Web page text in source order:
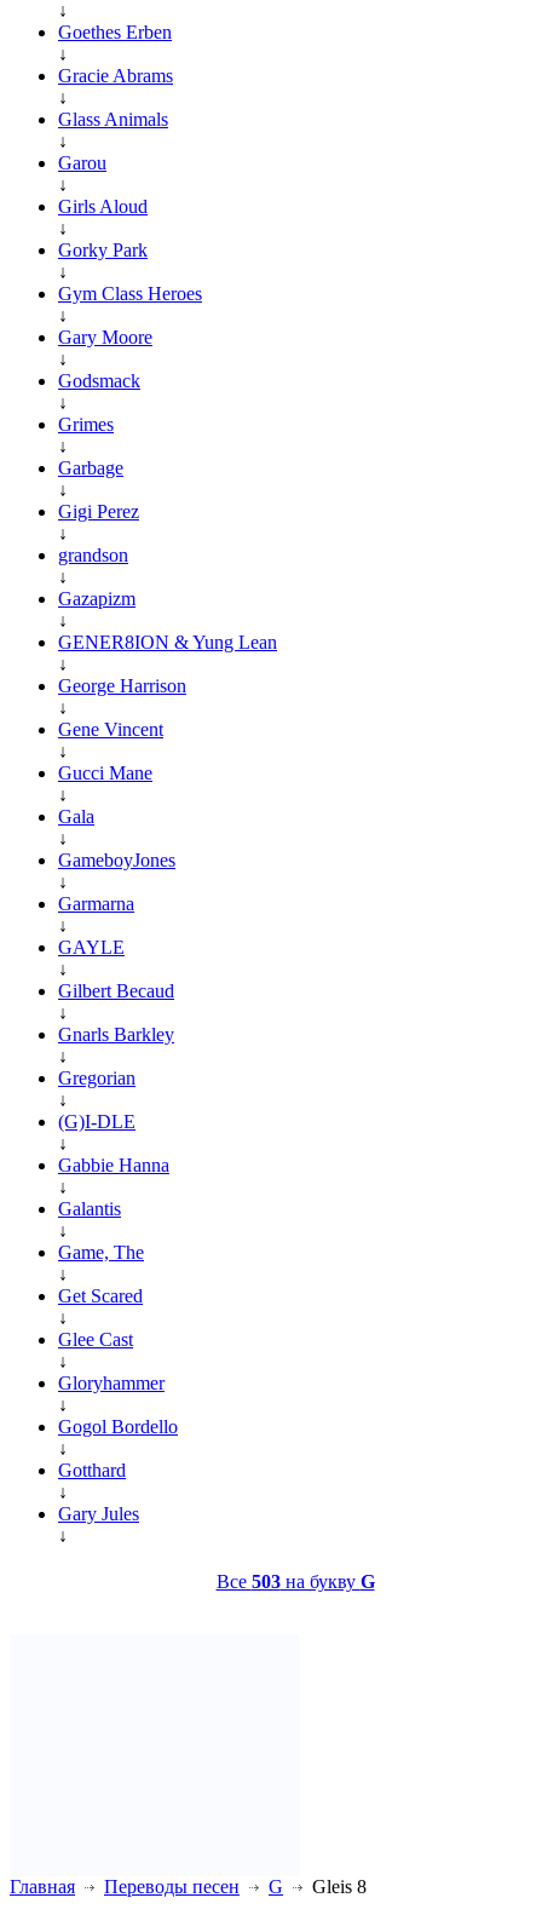
↓
Goethes Erben
↓
Gracie Abrams
↓
Glass Animals
↓
Garou
↓
Girls Aloud
↓
Gorky Park
↓
Gym Class Heroes
↓
Gary Moore
↓
Godsmack
↓
Grimes
↓
Garbage
↓
Gigi Perez
↓
grandson
↓
Gazapizm
↓
GENER8ION & Yung Lean
↓
George Harrison
↓
Gene Vincent
↓
Gucci Mane
↓
Gala
↓
GameboyJones
↓
Garmarna
↓
GAYLE
↓
Gilbert Becaud
↓
Gnarls Barkley
↓
Gregorian
↓
(G)I-DLE
↓
Gabbie Hanna
↓
Galantis
↓
Game, The
↓
Get Scared
↓
Glee Cast
↓
Gloryhammer
↓
Gogol Bordello
↓
Gotthard
↓
Gary Jules
↓
Все 503на букву G
Главная Переводы песен G
Gleis 8